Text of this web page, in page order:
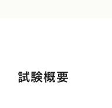
試験概要